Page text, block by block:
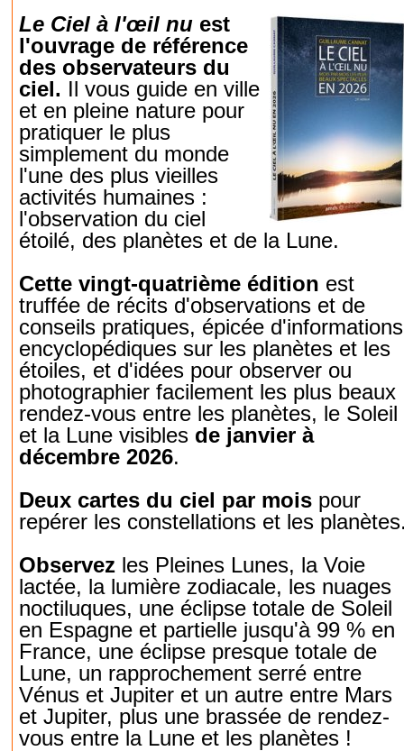
Le Ciel à l'œil nu est
l'ouvrage de référence
des observateurs du
ciel. Il vous guide en ville
et en pleine nature pour
pratiquer le plus
simplement du monde
l'une des plus vieilles
activités humaines :
l'observation du ciel
étoilé, des planètes et de la Lune.
Cette vingt-quatrième édition est
truffée de récits d'observations et de
conseils pratiques, épicée d'informations
encyclopédiques sur les planètes et les
étoiles, et d'idées pour observer ou
photographier facilement les plus beaux
rendez-vous entre les planètes, le Soleil
et la Lune visibles de janvier à
décembre 2026.
Deux cartes du ciel par mois pour
repérer les constellations et les
Observez les Pleines Lunes, la Voie
lactée, la lumière zodiacale, les nuages
noctiluques, une éclipse totale de Soleil
en Espagne et partielle jusqu'à 99 % en
France, une éclipse presque totale de
Lune, un rapprochement serré entre
Vénus et Jupiter et un autre entre Mars
et Jupiter, plus une brassée de rendez-
vous entre la Lune et les planètes !